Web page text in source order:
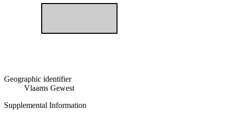
Geographic identifier
Vlaams Gewest
Supplemental Information